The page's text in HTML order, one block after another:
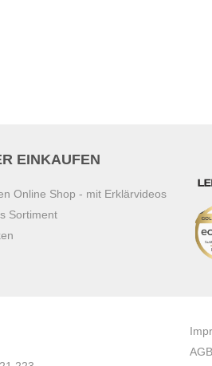
EINKAUFEN
Online Shop - mit Erklärvideos
Sortiment
AGB